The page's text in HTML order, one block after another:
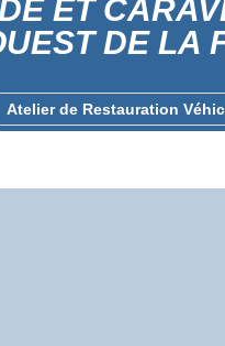
ET
DE LA
Atelier de Restauration